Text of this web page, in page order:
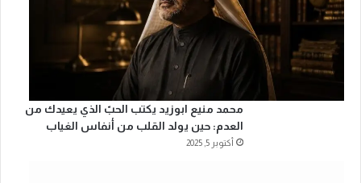
محمد منيع ابوزيد يكتب الحبّ الذي يعيدك من
العدم: حين يولد القلب من أنفاس الغياب
أكتوبر 5, 2025